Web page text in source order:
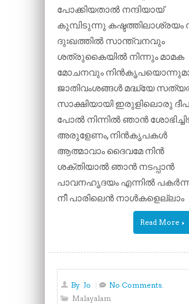
പോക്കിയതാൽ നന്ദിയായ്
കുമ്പിടുന്നു കഷ്ടത്തിലാശ്രയം
ദുഃഖത്തിൽ സാന്ത്വനവും
ശത്രുകൈയിൽ നിന്നും മാമക
മോചനവും
ജാതിവംശങ്ങൾ മദ്ധ്യേ
സാക്ഷിയായി ഇരുളിലൊരു
പോൽ നിന്നിൽ ഞാൻ
അരുളേണം, നിൻകൃപകൾ
ആത്മാവാം ദൈവമേ നിൻ
ശക്തിയാൽ ഞാൻ നടപ്പാൻ
പാവനഹൃദയം എന്നിൽ
നീ പാരിലെൻ നാൾകളെല്ലാം
Read More
By Jo
No Comments.
Malayalam